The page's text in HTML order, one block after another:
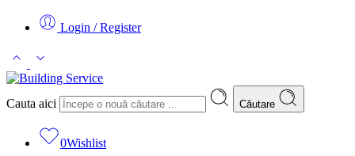
Login / Register
Cauta aici Căutare
0Wishlist